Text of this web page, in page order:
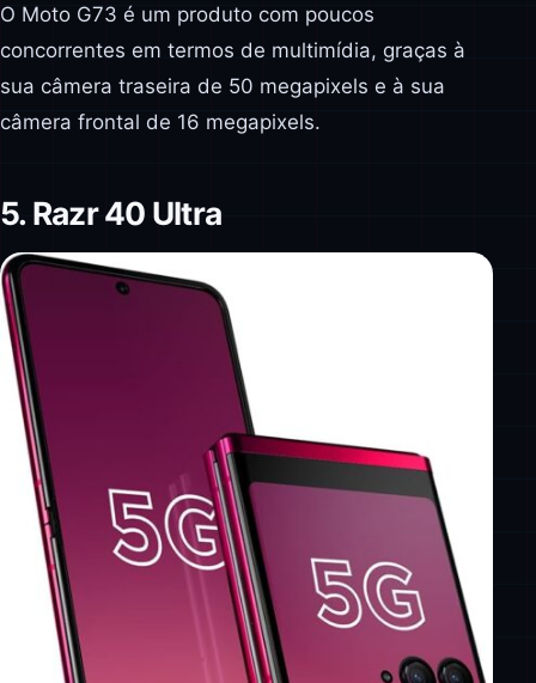
O Moto G73 é um produto com poucos
concorrentes em termos de multimídia, graças à
sua câmera traseira de 50 megapixels e à sua
câmera frontal de 16 megapixels.
5. Razr 40 Ultra